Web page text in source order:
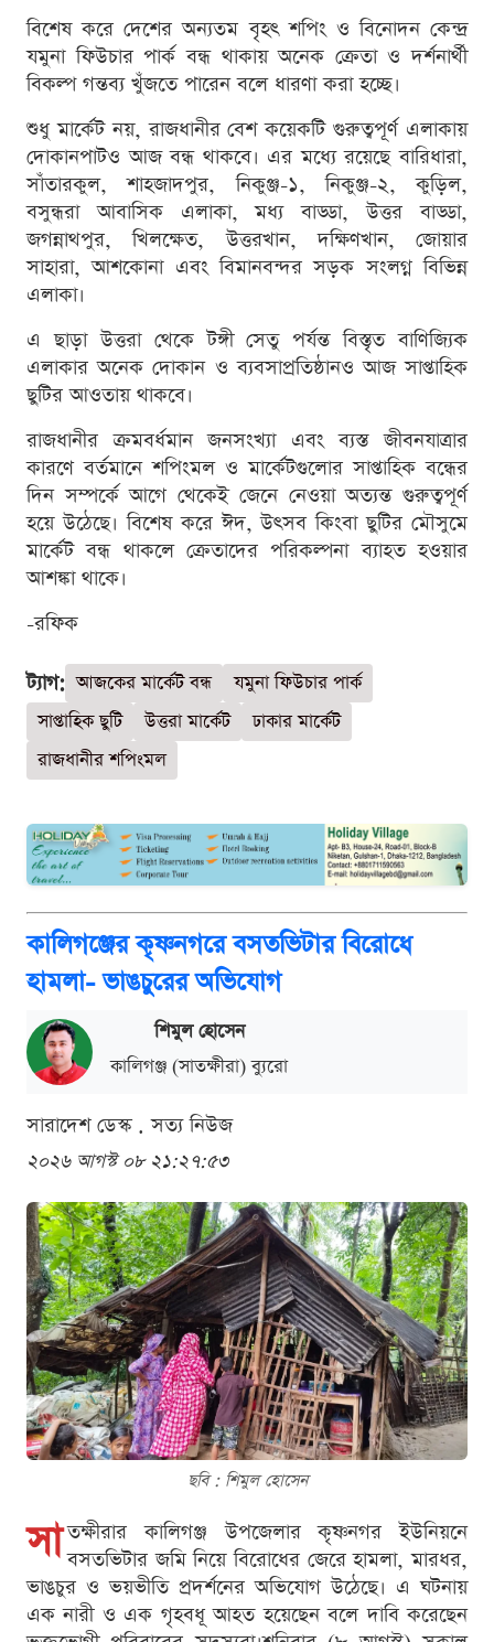
বিশেষ করে দেশের অন্যতম বৃহৎ শপিং ও বিনোদন কেন্দ্র
যমুনা ফিউচার পার্ক বন্ধ থাকায় অনেক ক্রেতা ও দর্শনার্থী
বিকল্প গন্তব্য খুঁজতে পারেন বলে ধারণা করা হচ্ছে।
শুধু মার্কেট নয়, রাজধানীর বেশ কয়েকটি গুরুত্বপূর্ণ এলাকায়
দোকানপাটও আজ বন্ধ থাকবে। এর মধ্যে রয়েছে বারিধারা,
সাঁতারকুল, শাহজাদপুর, নিকুঞ্জ-১, নিকুঞ্জ-২, কুড়িল,
বসুন্ধরা আবাসিক এলাকা, মধ্য বাড্ডা, উত্তর বাড্ডা,
জগন্নাথপুর, খিলক্ষেত, উত্তরখান, দক্ষিণখান, জোয়ার
সাহারা, আশকোনা এবং বিমানবন্দর সড়ক সংলগ্ন বিভিন্ন
এলাকা।
এ ছাড়া উত্তরা থেকে টঙ্গী সেতু পর্যন্ত বিস্তৃত বাণিজ্যিক
এলাকার অনেক দোকান ও ব্যবসাপ্রতিষ্ঠানও আজ সাপ্তাহিক
ছুটির আওতায় থাকবে।
রাজধানীর ক্রমবর্ধমান জনসংখ্যা এবং ব্যস্ত জীবনযাত্রার
কারণে বর্তমানে শপিংমল ও মার্কেটগুলোর সাপ্তাহিক বন্ধের
দিন সম্পর্কে আগে থেকেই জেনে নেওয়া অত্যন্ত গুরুত্বপূর্ণ
হয়ে উঠেছে। বিশেষ করে ঈদ, উৎসব কিংবা ছুটির মৌসুমে
মার্কেট বন্ধ থাকলে ক্রেতাদের পরিকল্পনা ব্যাহত হওয়ার
আশঙ্কা থাকে।
-রফিক
ট্যাগ: আজকের মার্কেট বন্ধ
যমুনা ফিউচার পার্ক
সাপ্তাহিক ছুটি
উত্তরা মার্কেট
ঢাকার মার্কেট
রাজধানীর শপিংমল
কালিগঞ্জের কৃষ্ণনগরে বসতভিটার বিরোধে
হামলা- ভাঙচুরের অভিযোগ
শিমুল হোসেন
কালিগঞ্জ (সাতক্ষীরা) ব্যুরো
সারাদেশ ডেস্ক . সত্য নিউজ
২০২৬ আগস্ট ০৮ ২১:২৭:৫৩
ছবি : শিমুল হোসেন
সা তক্ষীরার কালিগঞ্জ উপজেলার কৃষ্ণনগর ইউনিয়নে
বসতভিটার জমি নিয়ে বিরোধের জেরে হামলা, মারধর,
ভাঙচুর ও ভয়ভীতি প্রদর্শনের অভিযোগ উঠেছে। এ ঘটনায়
এক নারী ও এক গৃহবধূ আহত হয়েছেন বলে দাবি করেছেন